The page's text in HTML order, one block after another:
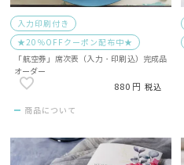
入力印刷付き
★20％OFFクーポン配布中★
「航空券」席次表（入力・印刷込）完成品
オーダー
880 税込
商品について